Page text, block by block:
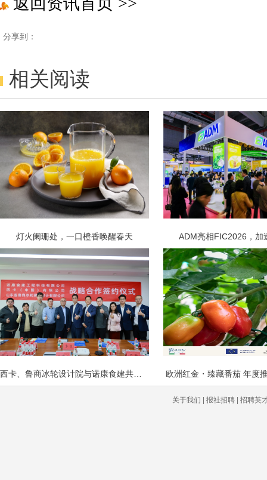
分享到：
相关阅读
灯火阑珊处，一口橙香唤醒春天 ADM亮相FIC2026，加
欧洲红金・臻藏番茄 年度
关于我们 | 报社招聘 | 招聘英